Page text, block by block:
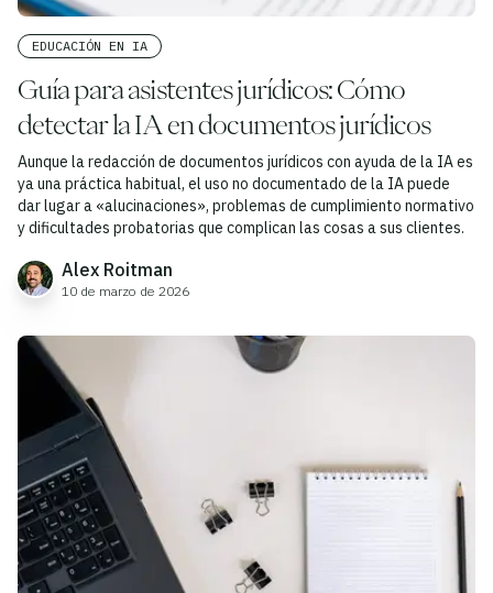
EDUCACIÓN EN IA
Guía para asistentes jurídicos: Cómo
detectar la IA en documentos jurídicos
Aunque la redacción de documentos jurídicos con ayuda de la IA es
ya una práctica habitual, el uso no documentado de la IA puede
dar lugar a «alucinaciones», problemas de cumplimiento normativo
y dificultades probatorias que complican las cosas a sus clientes.
Alex Roitman
10 de marzo de 2026